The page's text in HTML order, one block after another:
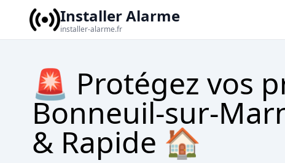
Installer Alarme
installer-alarme.fr
🚨 Protégez vos
Bonneuil-sur-
& Rapide 🏠